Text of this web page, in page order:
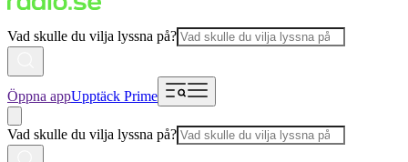
Vad skulle du vilja lyssna på?
Öppna appUpptäck Prime
Vad skulle du vilja lyssna på?